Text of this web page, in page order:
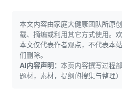
本文内容由家庭大健康团队所原
载、摘编或利用其它方式使用。
本文仅代表作者观点，不代表本
们删除。
AI内容声明： 本页内容撰写过程
题材，素材，提纲的搜集与整理）